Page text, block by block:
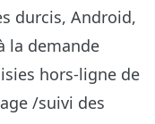
durcis, Android,
la demande
hors-ligne de
/suivi des